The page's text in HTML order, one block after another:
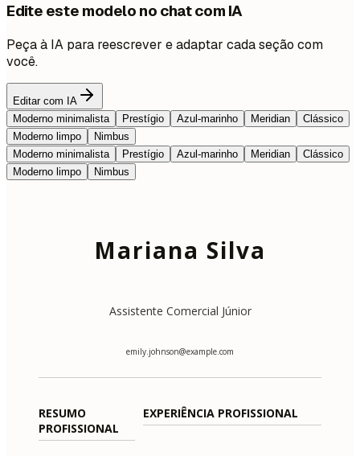
Edite este modelo no chat com IA
Peça à IA para reescrever e adaptar cada seção com
você.
Editar com IA
Moderno minimalista
Prestígio Azul-marinho Meridian
Clássico
Moderno limpo
Nimbus
Moderno minimalista
Prestígio Azul-marinho Meridian
Clássico
Moderno limpo
Nimbus
Mariana Silva
Assistente Comercial Júnior
emily.johnson@example.com
RESUMO
PROFISSIONAL
EXPERIÊNCIA PROFISSIONAL